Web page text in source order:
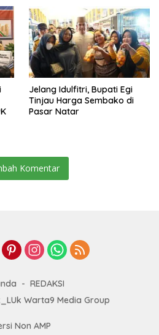
Jelang Idulfitri, Bupati Egi
Tinjau Harga Sembako di
Pasar Natar
Komentar
REDAKSI
Warta9 Media Group
Non AMP